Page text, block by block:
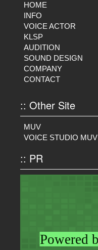
HOME
INFO
VOICE ACTOR
KLSP
AUDITION
SOUND DESIGN
COMPANY
CONTACT
:: Other Site
MUV
VOICE STUDIO MUV
:: PR